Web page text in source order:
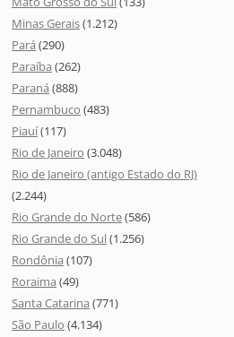
Minas Gerais(1.212)
Pará (290)
Paraíba (262)
Paraná (888)
Pernambuco (483)
Piauí(117)
Rio de Janeiro (3.048)
Rio de Janeiro (antigo Estado do RJ)
(2.244)
Rio Grande do Norte(586)
Rio Grande do Sul(1.256)
Rondônia (107)
Roraima (49)
Santa Catarina (771)
São Paulo (4.134)